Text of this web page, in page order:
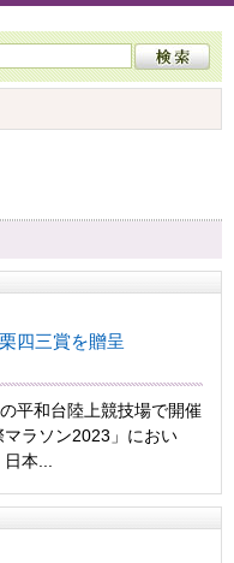
四三賞を贈呈
平和台陸上競技場で開催
ラソン2023」におい
日本...